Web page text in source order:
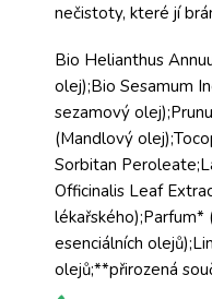
nečistoty, které jí
Bio Helianthus
olej);Bio Sesamum
sezamový
(Mandlový
Sorbitan
Officinalis Leaf
lékařského);Parfum*
esenciálních
olejů;**přirozená